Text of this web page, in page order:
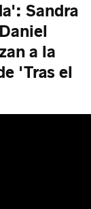
Sandra
a la
'Tras el